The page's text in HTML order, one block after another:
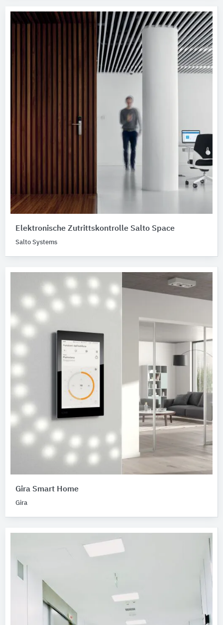
Elektronische Zutrittskontrolle Salto Space
Salto Systems
Gira Smart Home
Gira